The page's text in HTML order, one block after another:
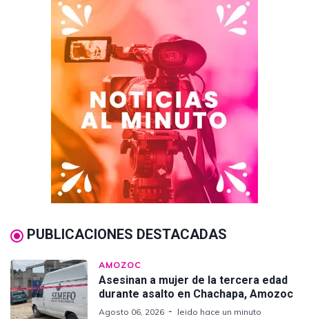
PUBLICACIONES DESTACADAS
AMOZOC
Asesinan a mujer de la tercera edad
durante asalto en Chachapa, Amozoc
Agosto 06, 2026 leido hace un minuto